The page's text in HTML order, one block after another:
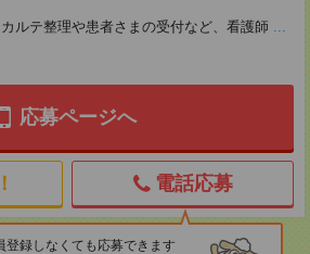
ルテ整理や患者さまの受付など、看護師 ...
応募ページへ
電話応募
登録しなくても応募できます